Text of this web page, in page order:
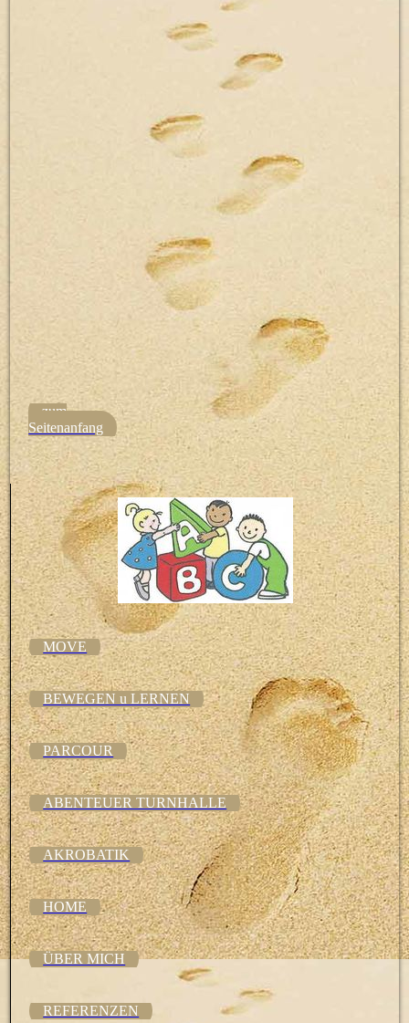
Bewegen und Lernen - Mikado
zum
Seitenanfang
MOVE
BEWEGEN u LERNEN
PARCOUR
ABENTEUER TURNHALLE
AKROBATIK
HOME
ÜBER MICH
REFERENZEN